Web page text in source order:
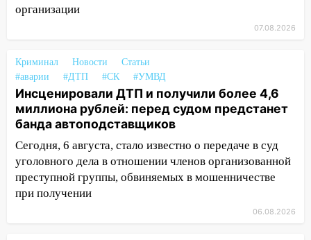
принесет прилив творческой энергии и
06.08.2026
23:20
Прогноз погоды на 7 августа в
Ульяновской области
20:04 Ульяновцев приглашают на забег,
посвящённый Дню воздушного флота
России
19:12 В Ульяновской области
руководителя частной компании
наказали за сокрытие прошлого своего
организации
07.08.2026
Криминал Новости
Статьи
#аварии
#ДТП #СК #УМВД
Инсценировали ДТП и получили более 4,6
миллиона рублей: перед судом предстанет
банда автоподставщиков
Сегодня, 6 августа, стало известно о передаче в суд
уголовного дела в отношении членов организованной
преступной группы, обвиняемых в мошенничестве
при получении
06.08.2026